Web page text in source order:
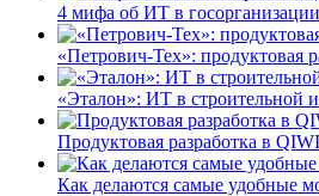
4 мифа об ИТ в
«Петрович-Тех»: продуктовая
«Эталон»: ИТ в строительной
Продуктовая разработка в
Как делаются самые удобные